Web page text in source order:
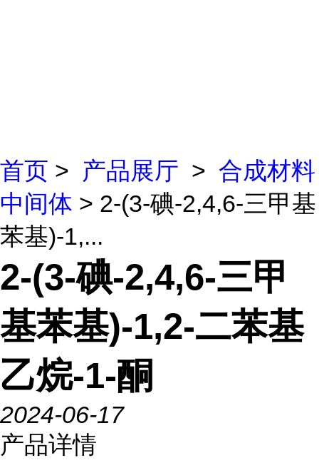
首页 > 产品展厅 > 合成材料
中间体 > 2-(3-碘-2,4,6-三甲基
苯基)-1,...
2-(3-碘-2,4,6-三甲
基苯基)-1,2-二苯基
乙烷-1-酮
2024-06-17
产品详情